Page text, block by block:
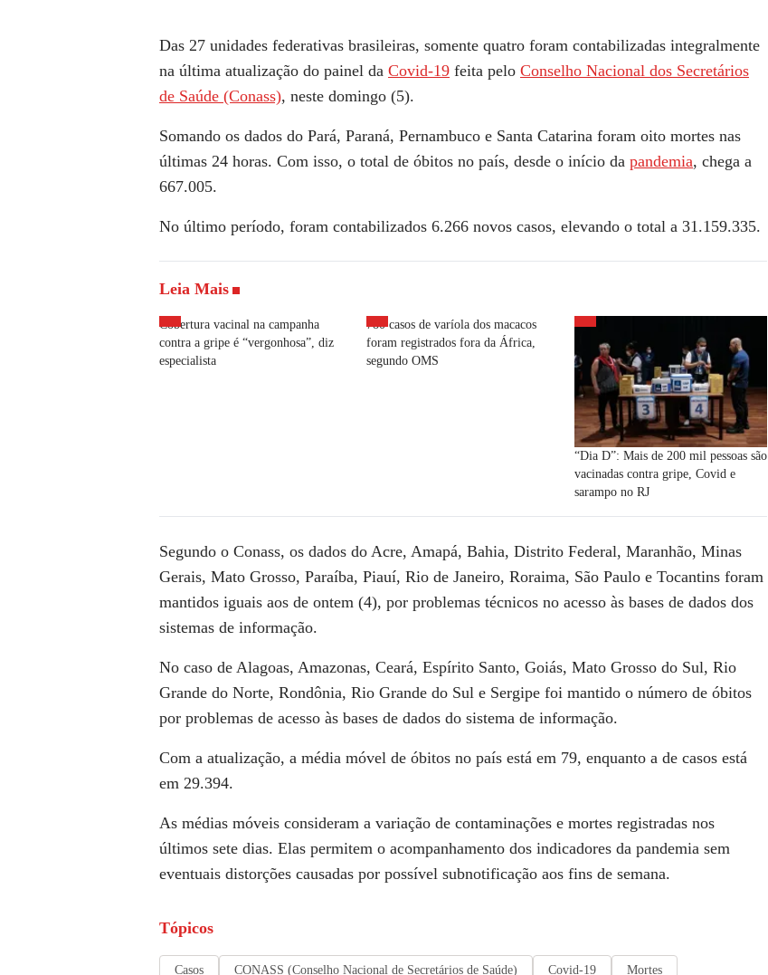
Das 27 unidades federativas brasileiras, somente quatro foram contabilizadas integralmente
na última atualização do painel da Covid-19 feita pelo Conselho Nacional dos Secretários
de Saúde (Conass), neste domingo (5).
Somando os dados do Pará, Paraná, Pernambuco e Santa Catarina foram oito mortes nas
últimas 24 horas. Com isso, o total de óbitos no país, desde o início da pandemia, chega a
667.005.
No último período, foram contabilizados 6.266 novos casos, elevando o total a 31.159.335.
Leia Mais
Cobertura vacinal na campanha
contra a gripe é “vergonhosa”, diz
especialista
780 casos de varíola dos macacos
foram registrados fora da África,
segundo OMS
“Dia D”: Mais de 200 mil pessoas são
vacinadas contra gripe, Covid e
sarampo no RJ
Segundo o Conass, os dados do Acre, Amapá, Bahia, Distrito Federal, Maranhão, Minas
Gerais, Mato Grosso, Paraíba, Piauí, Rio de Janeiro, Roraima, São Paulo e Tocantins foram
mantidos iguais aos de ontem (4), por problemas técnicos no acesso às bases de dados dos
sistemas de informação.
No caso de Alagoas, Amazonas, Ceará, Espírito Santo, Goiás, Mato Grosso do Sul, Rio
Grande do Norte, Rondônia, Rio Grande do Sul e Sergipe foi mantido o número de óbitos
por problemas de acesso às bases de dados do sistema de informação.
Com a atualização, a média móvel de óbitos no país está em 79, enquanto a de casos está
em 29.394.
As médias móveis consideram a variação de contaminações e mortes registradas nos
últimos sete dias. Elas permitem o acompanhamento dos indicadores da pandemia sem
eventuais distorções causadas por possível subnotificação aos fins de semana.
Tópicos
Casos CONASS (Conselho Nacional de Secretários de Saúde) Covid-19 Mortes